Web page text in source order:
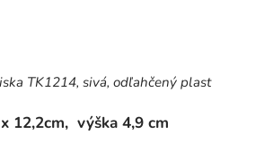
TK1214, sivá, odľahčený plast
12,2cm, výška 4,9 cm